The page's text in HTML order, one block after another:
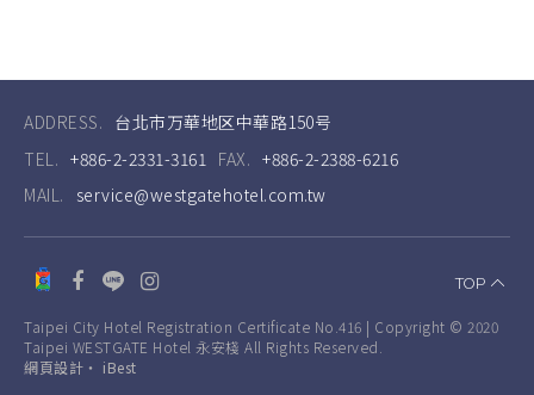
ADDRESS. 台北市万華地区中華路150号
TEL. +886-2-2331-3161 FAX. +886-2-2388-6216
MAIL.
service@westgatehotel.com.tw
TOP
Taipei City Hotel Registration Certificate No.416 | Copyright © 2020
Taipei WESTGATE Hotel 永安棧 All Rights Reserved.
網頁設計 ‧ iBest